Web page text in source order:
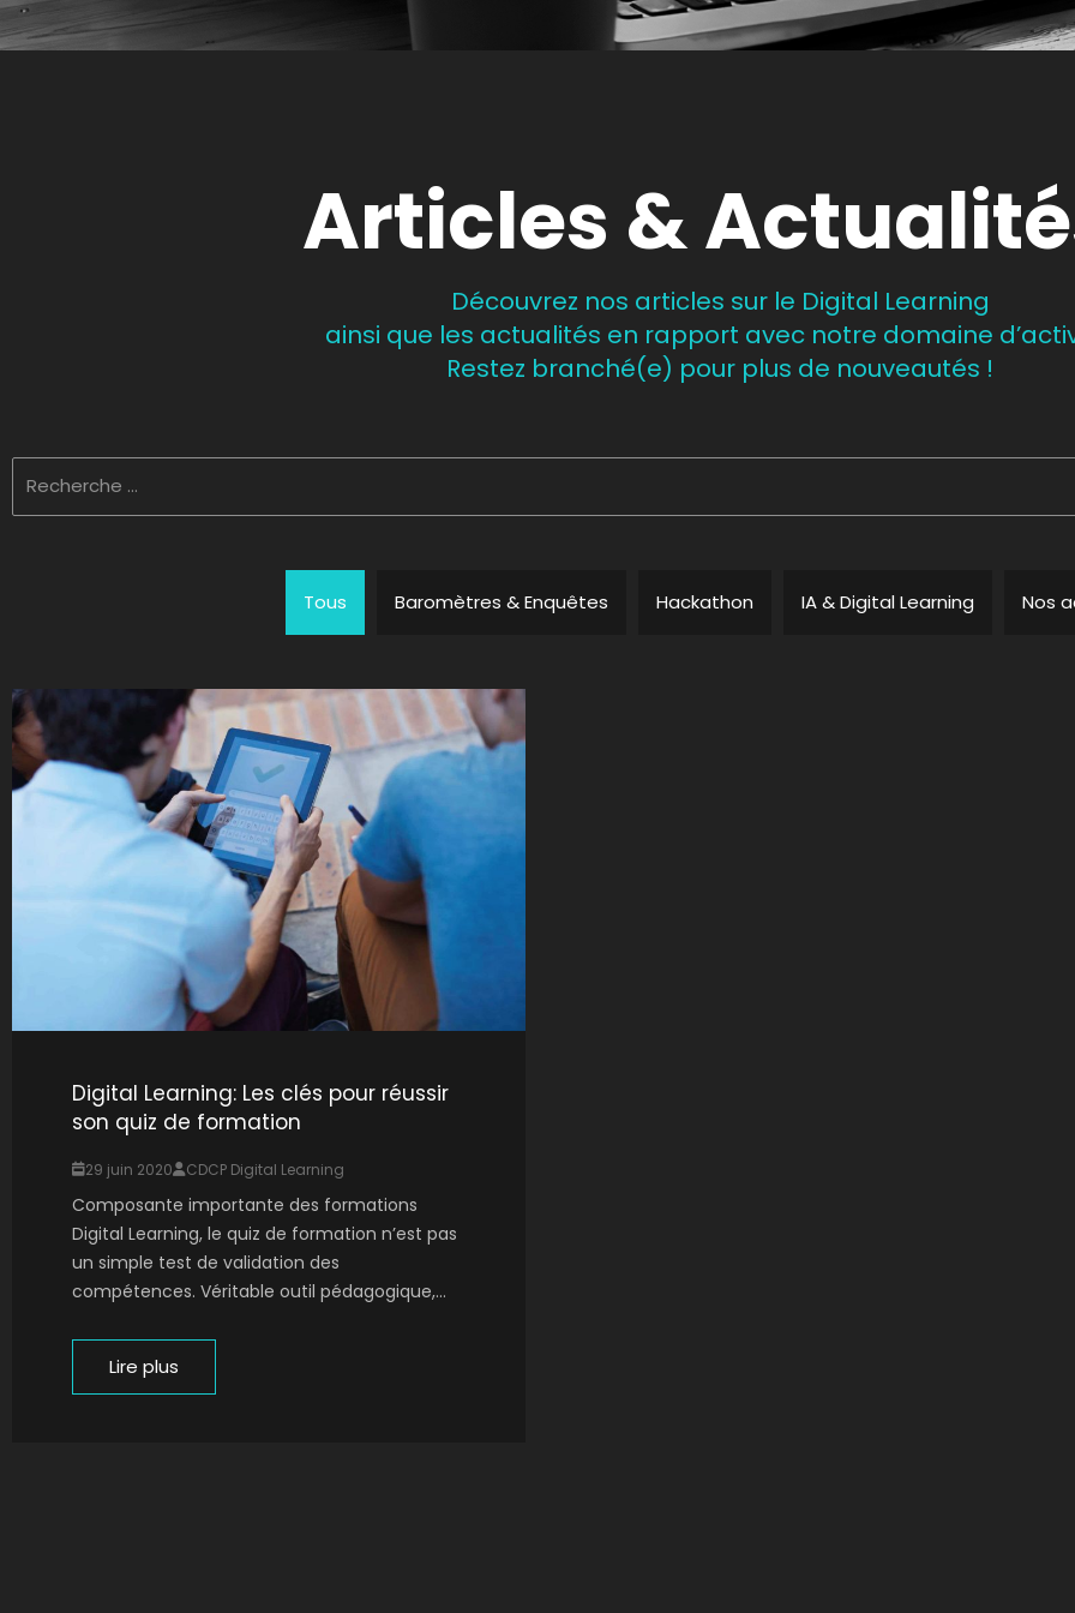
Articles &
Découvrez nos articles sur le Digital Learning
ainsi que les actualités en rapport avec notre domaine
Restez branché(e) pour plus de nouveautés !
Tous Baromètres & Enquêtes Hackathon IA & Digital Learning Nos
Digital Learning: Les clés pour réussir
son quiz de formation
29 juin 2020 CDCP Digital Learning
Composante importante des formations
Digital Learning, le quiz de formation n’est pas
un simple test de validation des
compétences. Véritable outil pédagogique,...
Lire plus